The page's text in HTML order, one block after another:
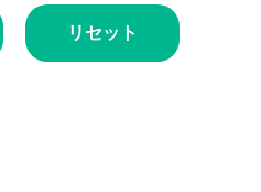
リセット